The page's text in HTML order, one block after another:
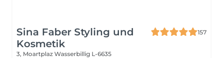
Sina Faber Styling und
Kosmetik
157
3, Moartplaz Wasserbillig L-6635